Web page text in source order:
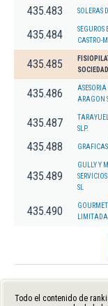
435.483 SOLERAS
435.484
SEGUROS
CASTRO-
435.485
435.486
ASESORIA
ARAGON
435.487
SLP.
435.488
435.489
GULLY Y
SL
435.490
LIMITADA.
Todo el contenido de